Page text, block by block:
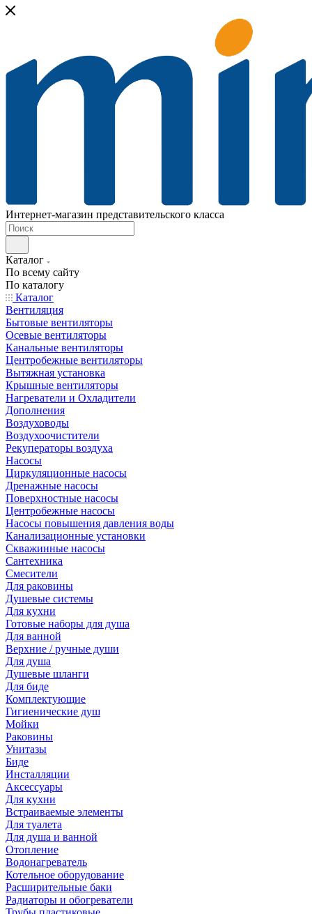
Интернет-магазин представительского класса
Каталог
По всему сайту
По каталогу
Каталог
Вентиляция
Бытовые вентиляторы
Осевые вентиляторы
Канальные вентиляторы
Центробежные вентиляторы
Вытяжная установка
Крышные вентиляторы
Нагреватели и Охладители
Дополнения
Воздуховоды
Воздухоочистители
Рекуператоры воздуха
Насосы
Циркуляционные насосы
Дренажные насосы
Поверхностные насосы
Центробежные насосы
Насосы повышения давления воды
Канализационные установки
Скважинные насосы
Сантехника
Смесители
Для раковины
Душевые системы
Для кухни
Готовые наборы для душа
Для ванной
Верхние / ручные души
Для душа
Душевые шланги
Для биде
Комплектующие
Гигиенические душ
Мойки
Раковины
Унитазы
Биде
Инсталляции
Аксессуары
Для кухни
Встраиваемые элементы
Для туалета
Для душа и ванной
Отопление
Водонагреватель
Котельное оборудование
Расширительные баки
Радиаторы и обогреватели